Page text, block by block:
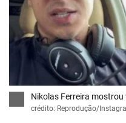
Nikolas Ferreira mostrou
crédito: Reprodução/